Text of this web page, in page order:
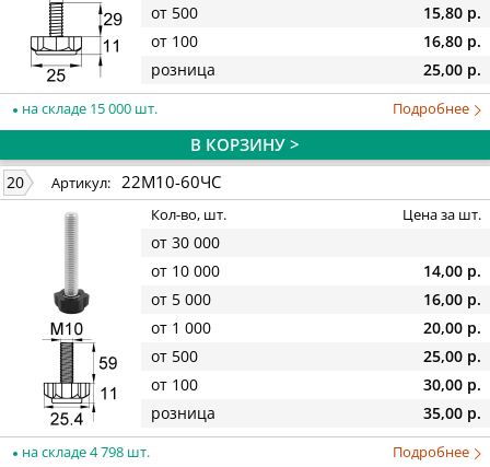
от 500
15,80 р.
от 100
16,80 р.
розница
25,00 р.
на складе 15 000 шт. Подробнее
В КОРЗИНУ >
20 Артикул: 22М10-60ЧС
Кол-во, шт. Цена за шт.
от 30 000
от 10 000
14,00 р.
от 5 000
16,00 р.
от 1 000
20,00 р.
от 500
25,00 р.
от 100
30,00 р.
розница
35,00 р.
на складе 4 798 шт. Подробнее